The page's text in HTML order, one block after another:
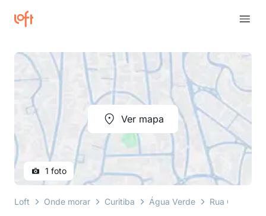
Ver mapa
1 foto
Loft Onde morar Curitiba Água Verde Rua Carneiro